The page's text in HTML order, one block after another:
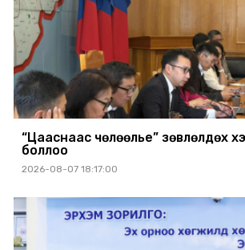
“Цааснаас чөлөөлье” зөвлөлдөх
боллоо
2026-08-07 18:17:00